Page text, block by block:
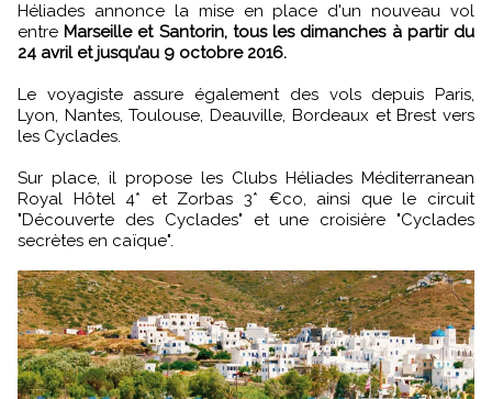
Héliades annonce la mise en place d'un nouveau vol
entre Marseille et Santorin, tous les dimanches à partir du
24 avril et jusqu’au 9 octobre 2016.
Le voyagiste assure également des vols depuis Paris,
Lyon, Nantes, Toulouse, Deauville, Bordeaux et Brest vers
les Cyclades.
Sur place, il propose les Clubs Héliades Méditerranean
Royal Hôtel 4* et Zorbas 3* €co, ainsi que le circuit
"Découverte des Cyclades" et une croisière "Cyclades
secrètes en caïque".